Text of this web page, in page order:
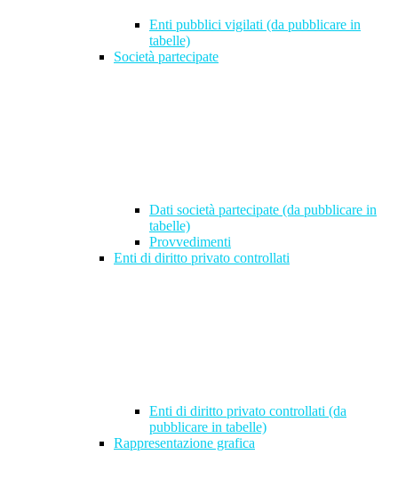
Enti pubblici vigilati (da pubblicare in
tabelle)
Società partecipate
Dati società partecipate (da pubblicare in
tabelle)
Provvedimenti
Enti di diritto privato controllati
Enti di diritto privato controllati (da
pubblicare in tabelle)
Rappresentazione grafica